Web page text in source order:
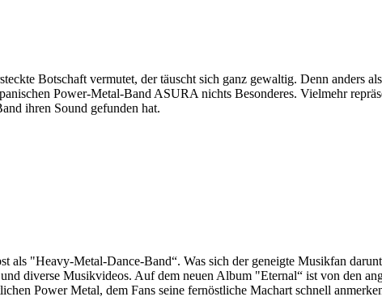
Botschaft vermutet, der täuscht sich ganz gewaltig. Denn
Power-Metal-Band ASURA nichts Besonderes. Vielmehr
ihren Sound gefunden hat.
als "Heavy-Metal-Dance-Band“. Was sich der geneigte Musikfan
diverse Musikvideos. Auf dem neuen Album "Eternal“ ist von den
Power Metal, dem Fans seine fernöstliche Machart schnell